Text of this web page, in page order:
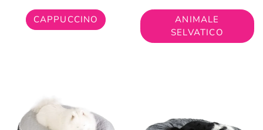
CAPPUCCINO
ANIMALE
SELVATICO